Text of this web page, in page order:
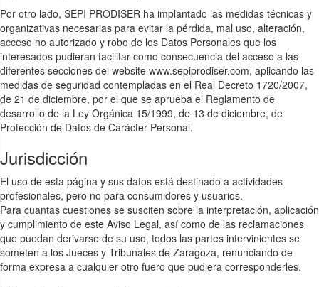
Por otro lado, SEPI PRODISER ha implantado las medidas técnicas y
organizativas necesarias para evitar la pérdida, mal uso, alteración,
acceso no autorizado y robo de los Datos Personales que los
interesados pudieran facilitar como consecuencia del acceso a las
diferentes secciones del website www.sepiprodiser.com, aplicando las
medidas de seguridad contempladas en el Real Decreto 1720/2007,
de 21 de diciembre, por el que se aprueba el Reglamento de
desarrollo de la Ley Orgánica 15/1999, de 13 de diciembre, de
Protección de Datos de Carácter Personal.
Jurisdicción
El uso de esta página y sus datos está destinado a actividades
profesionales, pero no para consumidores y usuarios.
Para cuantas cuestiones se susciten sobre la interpretación, aplicación
y cumplimiento de este Aviso Legal, así como de las reclamaciones
que puedan derivarse de su uso, todos las partes intervinientes se
someten a los Jueces y Tribunales de Zaragoza, renunciando de
forma expresa a cualquier otro fuero que pudiera corresponderles.